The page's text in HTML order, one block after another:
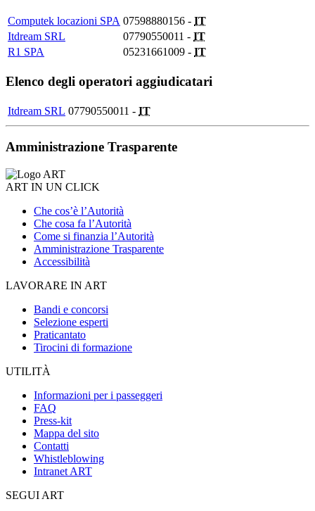
Computek locazioni SPA 07598880156 - IT
Itdream SRL
07790550011 - IT
R1 SPA
05231661009 - IT
Elenco degli operatori aggiudicatari
Itdream SRL 07790550011 - IT
Amministrazione Trasparente
ART IN UN CLICK
Che cos’è l’Autorità
Che cosa fa l’Autorità
Come si finanzia l’Autorità
Amministrazione Trasparente
Accessibilità
LAVORARE IN ART
Bandi e concorsi
Selezione esperti
Praticantato
Tirocini di formazione
UTILITÀ
Informazioni per i passeggeri
FAQ
Press-kit
Mappa del sito
Contatti
Whistleblowing
Intranet ART
SEGUI ART